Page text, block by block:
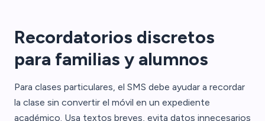
Recordatorios discretos
para familias y alumnos
Para clases particulares, el SMS debe ayudar a recordar
la clase sin convertir el móvil en un expediente
académico. Usa textos breves, evita datos innecesarios